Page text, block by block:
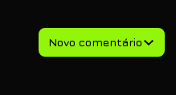
Novo comentário